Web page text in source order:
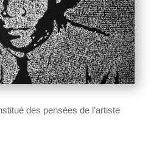
des pensées de l’artiste